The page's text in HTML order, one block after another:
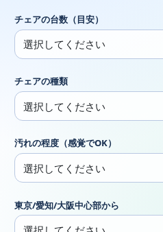
チェアの台数（目安）
チェアの種類
汚れの程度（感覚でOK）
東京/愛知/大阪中心部から